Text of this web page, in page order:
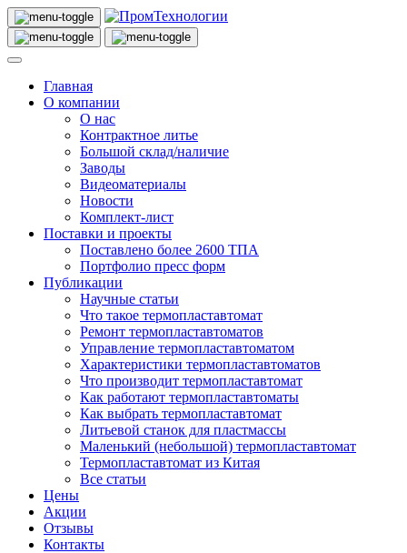
Главная
О компании
О нас
Контрактное литье
Большой склад/наличие
Заводы
Видеоматериалы
Новости
Комплект-лист
Поставки и проекты
Поставлено более 2600 ТПА
Портфолио пресс форм
Публикации
Научные статьи
Что такое термопластавтомат
Ремонт термопластавтоматов
Управление термопластавтоматом
Характеристики термопластавтоматов
Что производит термопластавтомат
Как работают термопластавтоматы
Как выбрать термопластавтомат
Литьевой станок для пластмассы
Маленький (небольшой) термопластавтомат
Термопластавтомат из Китая
Все статьи
Цены
Акции
Отзывы
Контакты